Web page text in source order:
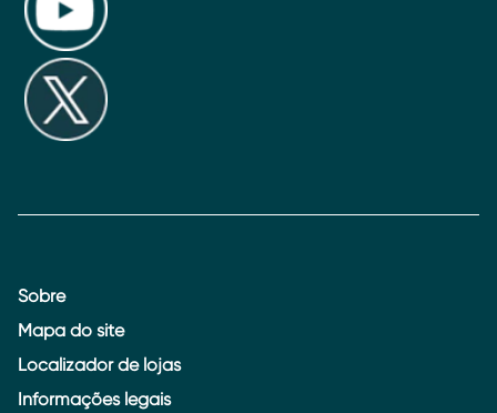
Sobre
Mapa do site
Localizador de lojas
Informações legais